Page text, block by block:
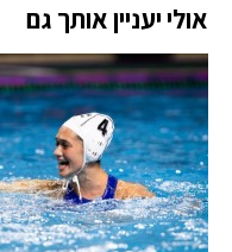
אולי יעניין אותך גם